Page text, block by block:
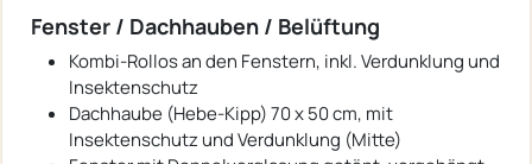
Fenster / Dachhauben / Belüftung
Kombi-Rollos an den Fenstern, inkl. Verdunklung und
Insektenschutz
Dachhaube (Hebe-Kipp) 70 x 50 cm, mit
Insektenschutz und Verdunklung (Mitte)